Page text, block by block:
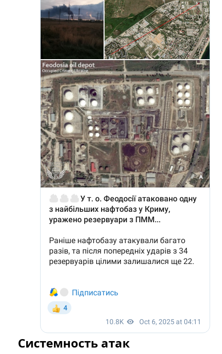
Системность атак